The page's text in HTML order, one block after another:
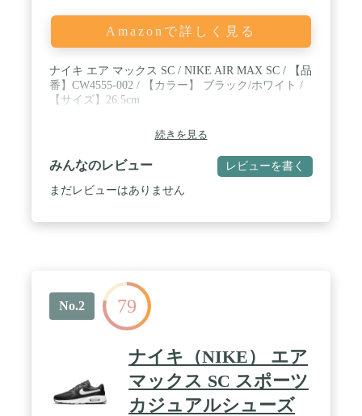
Amazonで詳しく見る
ナイキ エア マックス SC / NIKE AIR MAX SC / 【品
番】CW4555-002 / 【カラー】 ブラック/ホワイト /
【サイズ】26.5cm
続きを見る
みんなのレビュー レビューを書く
まだレビューはありません
No.2 79
ナイキ（NIKE） エア
マックス SC スポーツ
カジュアルシューズ